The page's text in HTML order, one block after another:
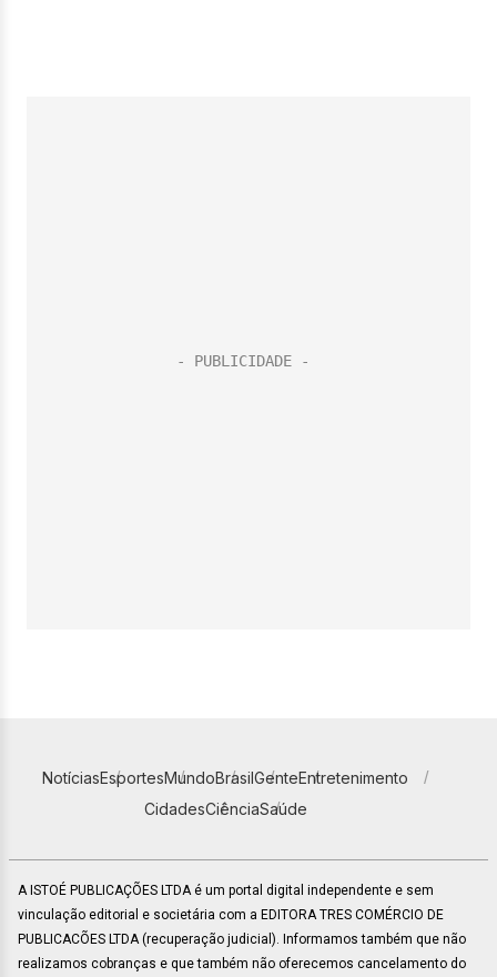
NotíciasEsportesMundoBrasilGenteEntretenimento
CidadesCiênciaSaúde
A ISTOÉ PUBLICAÇÕES LTDA é um portal digital independente e sem
vinculação editorial e societária com a EDITORA TRES COMÉRCIO DE
PUBLICACÕES LTDA (recuperação judicial). Informamos também que não
realizamos cobranças e que também não oferecemos cancelamento do